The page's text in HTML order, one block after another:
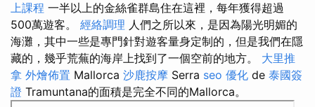
上課程 一半以上的金絲雀群島住在這裡，每年獲得超過
500萬遊客。 經絡調理 人們之所以來，是因為陽光明媚的
海灘，其中一些是專門針對遊客量身定制的，但是我們在隱
藏的，幾乎荒蕪的海岸上找到了一個空前的地方。 大里推
拿 外燴佈置 Mallorca 沙鹿按摩 Serra seo 優化 de 泰國簽
證 Tramuntana的面積是完全不同的Mallorca。